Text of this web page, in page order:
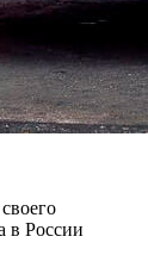
в России